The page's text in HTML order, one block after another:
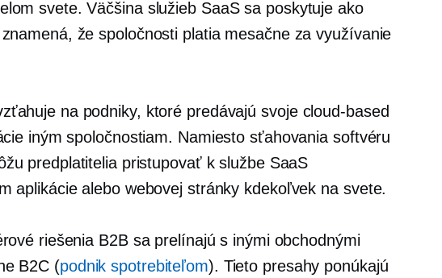
svete. Väčšina služieb SaaS sa poskytuje ako
že spoločnosti platia mesačne za využívanie
na podniky, ktoré predávajú svoje cloud-based
iným spoločnostiam. Namiesto sťahovania softvéru
predplatitelia pristupovať k službe SaaS
aplikácie alebo webovej stránky kdekoľvek na svete.
​​riešenia B2B sa prelínajú s inými obchodnými
B2C (podnik spotrebiteľom). Tieto presahy ponúkajú